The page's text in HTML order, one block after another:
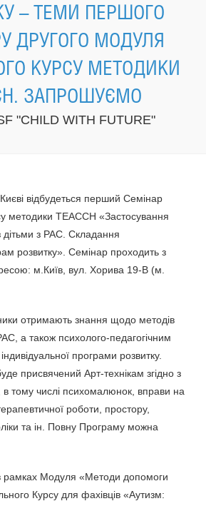
– ТЕМИ ПЕРШОГО
ДРУГОГО МОДУЛЯ
КУРСУ МЕТОДИКИ
ЗАПРОШУЄМО
"CHILD WITH FUTURE"
відбудеться перший Семінар
методики ТЕАССН «Застосування
дітьми з РАС. Складання
розвитку». Семінар проходить з
м.Київ, вул. Хорива 19-В (м.
отримають знання щодо методів
а також психолого-педагогічним
програми розвитку.
присвячений Арт-технікам згідно з
тому числі психомалюнок, вправи на
роботи, простору,
та ін. Повну Програму можна
рамках Модуля «Методи допомоги
Курсу для фахівців «Аутизм: